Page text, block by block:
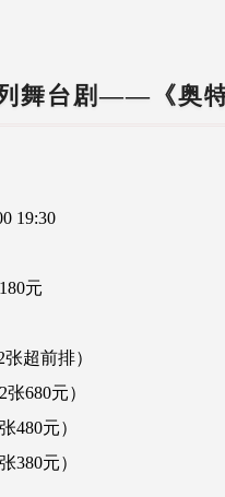
舞台剧——《奥
19:30
元
超前排）
680元）
元）
元）